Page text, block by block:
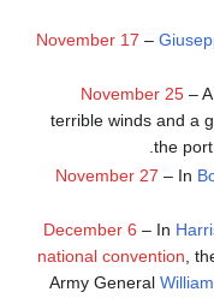
November 17 –
November 25– A
terrible winds and a
the
November 27 – In
December 6 – In
national convention,
Army General